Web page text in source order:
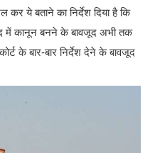
कर ये बताने का निर्देश दिया है कि
में कानून बनने के बावजूद अभी तक
के बार-बार निर्देश देने के बावजूद